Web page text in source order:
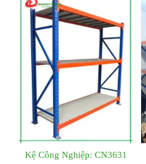
Kệ Công Nghiệp: CN3631